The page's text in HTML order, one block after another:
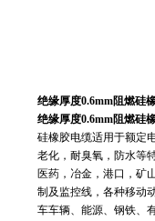
绝缘厚度0.6mm阻燃硅
绝缘厚度0.6mm阻燃硅
硅橡胶电缆适用于额定
老化，耐臭氧，防水等
医药，冶金，港口，矿
制及监控线，各种移动
车车辆、能源、钢铁、